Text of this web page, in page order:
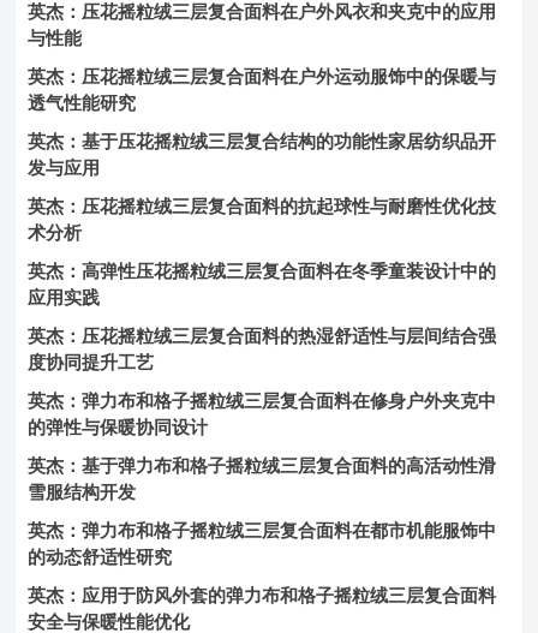
英杰：压花摇粒绒三层复合面料在户外风衣和夹克中的应用
与性能
英杰：压花摇粒绒三层复合面料在户外运动服饰中的保暖与
透气性能研究
英杰：基于压花摇粒绒三层复合结构的功能性家居纺织品开
发与应用
英杰：压花摇粒绒三层复合面料的抗起球性与耐磨性优化技
术分析
英杰：高弹性压花摇粒绒三层复合面料在冬季童装设计中的
应用实践
英杰：压花摇粒绒三层复合面料的热湿舒适性与层间结合强
度协同提升工艺
英杰：弹力布和格子摇粒绒三层复合面料在修身户外夹克中
的弹性与保暖协同设计
英杰：基于弹力布和格子摇粒绒三层复合面料的高活动性滑
雪服结构开发
英杰：弹力布和格子摇粒绒三层复合面料在都市机能服饰中
的动态舒适性研究
英杰：应用于防风外套的弹力布和格子摇粒绒三层复合面料
安全与保暖性能优化